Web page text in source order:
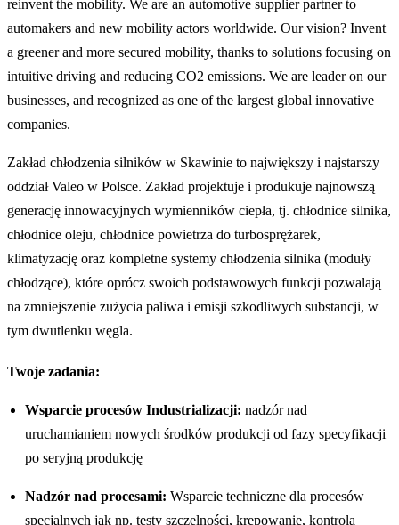
reinvent the mobility. We are an automotive supplier partner to
automakers and new mobility actors worldwide. Our vision? Invent
a greener and more secured mobility, thanks to solutions focusing on
intuitive driving and reducing CO2 emissions. We are leader on our
businesses, and recognized as one of the largest global innovative
companies.
Zakład chłodzenia silników w Skawinie to największy i najstarszy
oddział Valeo w Polsce. Zakład projektuje i produkuje najnowszą
generację innowacyjnych wymienników ciepła, tj. chłodnice silnika,
chłodnice oleju, chłodnice powietrza do turbosprężarek,
klimatyzację oraz kompletne systemy chłodzenia silnika (moduły
chłodzące), które oprócz swoich podstawowych funkcji pozwalają
na zmniejszenie zużycia paliwa i emisji szkodliwych substancji, w
tym dwutlenku węgla.
Twoje zadania:
Wsparcie procesów Industrializacji: nadzór nad
uruchamianiem nowych środków produkcji od fazy specyfikacji
po seryjną produkcję
Nadzór nad procesami: Wsparcie techniczne dla procesów
specjalnych jak np. testy szczelności, krępowanie, kontrola